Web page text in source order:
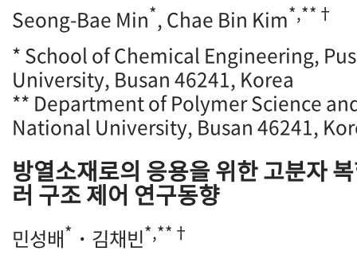
Seong-Bae Min*, Chae Bin Kim*,**†
* School of Chemical Engineering,
University, Busan 46241, Korea
** Department of Polymer Science
National University, Busan 46241,
방열소재로의 응용을 위한 고분자
러 구조 제어 연구동향
민성배* · 김채빈*,**†